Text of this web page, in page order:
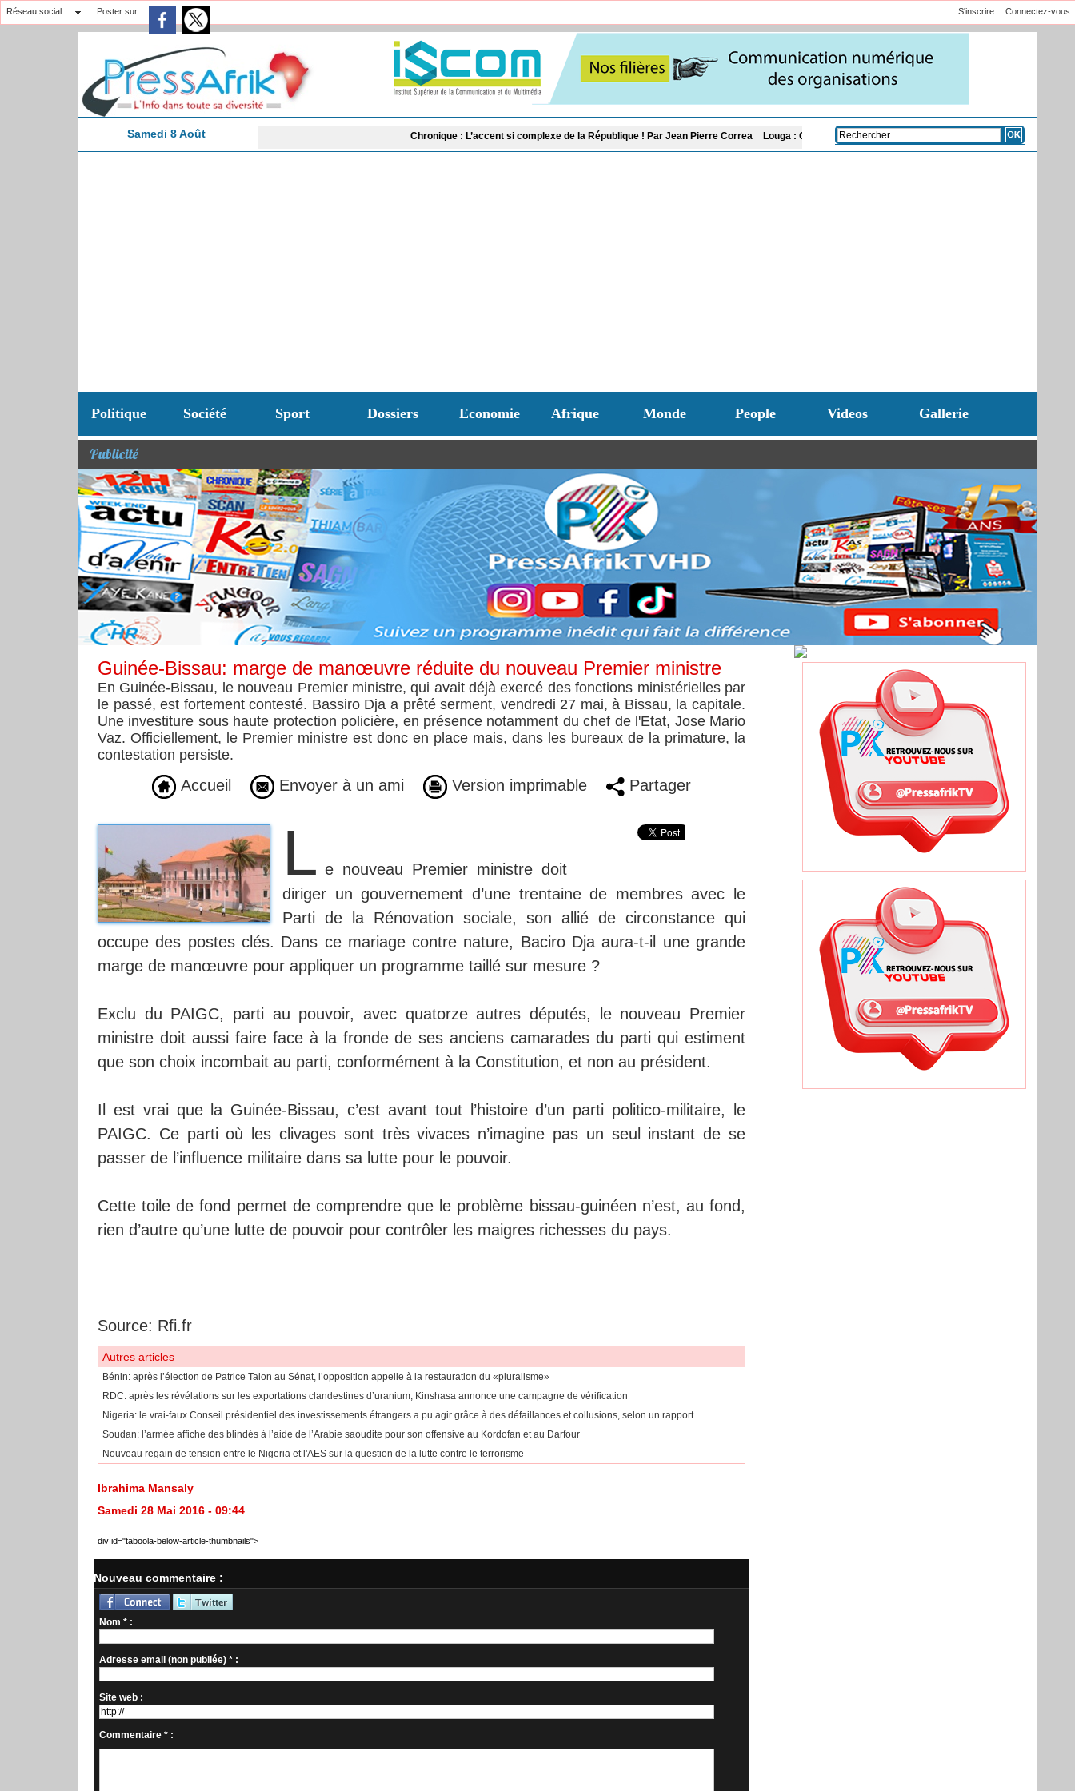
Réseau social Poster sur : Connectez-vous
S'inscrire
Samedi 8 Août Chronique : L’accent si complexe de la République ! Par Jean Pierre Correa Louga : Ousmane Sonko interpelle le Président Diomaye sur l'organisation des
Politique Société Sport Dossiers Economie Afrique Monde People Videos Gallerie
Publicité
Guinée-Bissau: marge de manœuvre réduite du nouveau Premier ministre
En Guinée-Bissau, le nouveau Premier ministre, qui avait déjà exercé des fonctions ministérielles par
le passé, est fortement contesté. Bassiro Dja a prêté serment, vendredi 27 mai, à Bissau, la capitale.
Une investiture sous haute protection policière, en présence notamment du chef de l'Etat, Jose Mario
Vaz. Officiellement, le Premier ministre est donc en place mais, dans les bureaux de la primature, la
contestation persiste.
Accueil Envoyer à un ami Version imprimable Partager
L e nouveau Premier ministre doit
diriger un gouvernement d’une trentaine de membres avec le
Parti de la Rénovation sociale, son allié de circonstance qui
occupe des postes clés. Dans ce mariage contre nature, Baciro Dja aura-t-il une grande
marge de manœuvre pour appliquer un programme taillé sur mesure ?
Exclu du PAIGC, parti au pouvoir, avec quatorze autres députés, le nouveau Premier
ministre doit aussi faire face à la fronde de ses anciens camarades du parti qui estiment
que son choix incombait au parti, conformément à la Constitution, et non au président.
Il est vrai que la Guinée-Bissau, c’est avant tout l’histoire d’un parti politico-militaire, le
PAIGC. Ce parti où les clivages sont très vivaces n’imagine pas un seul instant de se
passer de l’influence militaire dans sa lutte pour le pouvoir.
Cette toile de fond permet de comprendre que le problème bissau-guinéen n’est, au fond,
rien d’autre qu’une lutte de pouvoir pour contrôler les maigres richesses du pays.
Source: Rfi.fr
Autres articles
Bénin: après l’élection de Patrice Talon au Sénat, l’opposition appelle à la restauration du «pluralisme»
RDC: après les révélations sur les exportations clandestines d’uranium, Kinshasa annonce une campagne de vérification
Nigeria: le vrai-faux Conseil présidentiel des investissements étrangers a pu agir grâce à des défaillances et collusions, selon un rapport
Soudan: l’armée affiche des blindés à l’aide de l’Arabie saoudite pour son offensive au Kordofan et au Darfour
Nouveau regain de tension entre le Nigeria et l'AES sur la question de la lutte contre le terrorisme
Ibrahima Mansaly
Samedi 28 Mai 2016 - 09:44
div id="taboola-below-article-thumbnails">
Nouveau commentaire :
Nom * :
Adresse email (non publiée) * :
Site web :
Commentaire * :